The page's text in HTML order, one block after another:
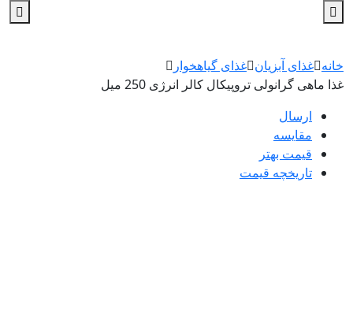
خانه غذای آبزیان غذای گیاهخوار
غذا ماهی گرانولی تروپیکال کالر انرژی 250 میل
ارسال
مقایسه
قیمت بهتر
تاریخچه قیمت